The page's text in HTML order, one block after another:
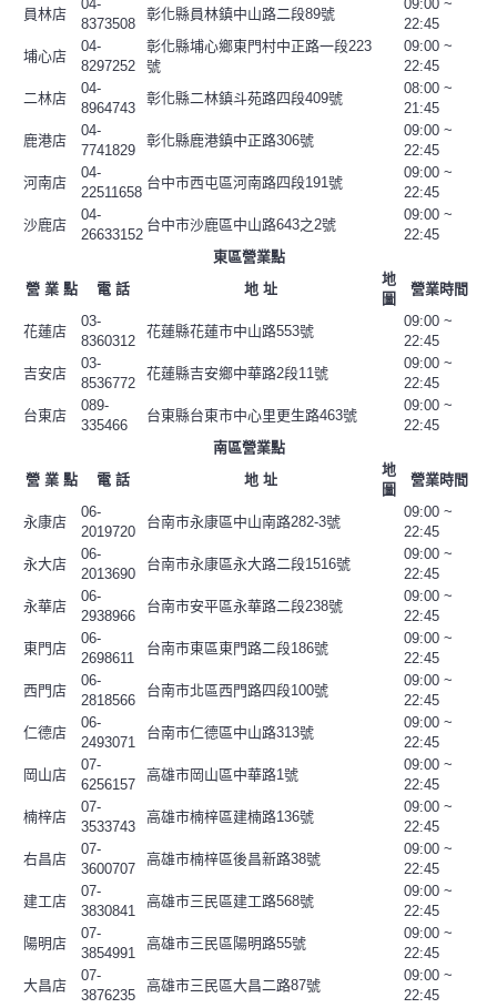
員林店
04-
8373508
彰化縣員林鎮中山路二段89號
09:00 ~
22:45
埔心店
04-
8297252
彰化縣埔心鄉東門村中正路一段223
號
09:00 ~
22:45
二林店
04-
8964743
彰化縣二林鎮斗苑路四段409號
08:00 ~
21:45
鹿港店
04-
7741829
彰化縣鹿港鎮中正路306號
09:00 ~
22:45
河南店
04-
22511658
台中市西屯區河南路四段191號
09:00 ~
22:45
沙鹿店
04-
26633152
台中市沙鹿區中山路643之2號
09:00 ~
22:45
東區營業點
營 業 點
電 話 地 址
地
圖
營業時間
花蓮店
03-
8360312
花蓮縣花蓮市中山路553號
09:00 ~
22:45
吉安店
03-
8536772
花蓮縣吉安鄉中華路2段11號
09:00 ~
22:45
台東店
089-
335466
台東縣台東市中心里更生路463號
09:00 ~
22:45
南區營業點
營 業 點
電 話 地 址
地
圖
營業時間
永康店
06-
2019720
台南市永康區中山南路282-3號
09:00 ~
22:45
永大店
06-
2013690
台南市永康區永大路二段1516號
09:00 ~
22:45
永華店
06-
2938966
台南市安平區永華路二段238號
09:00 ~
22:45
東門店
06-
2698611
台南市東區東門路二段186號
09:00 ~
22:45
西門店
06-
2818566
台南市北區西門路四段100號
09:00 ~
22:45
仁德店
06-
2493071
台南市仁德區中山路313號
09:00 ~
22:45
岡山店
07-
6256157
高雄市岡山區中華路1號
09:00 ~
22:45
楠梓店
07-
3533743
高雄市楠梓區建楠路136號
09:00 ~
22:45
右昌店
07-
3600707
高雄市楠梓區後昌新路38號
09:00 ~
22:45
建工店
07-
3830841
高雄市三民區建工路568號
09:00 ~
22:45
陽明店
07-
3854991
高雄市三民區陽明路55號
09:00 ~
22:45
大昌店
07-
3876235
高雄市三民區大昌二路87號
09:00 ~
22:45